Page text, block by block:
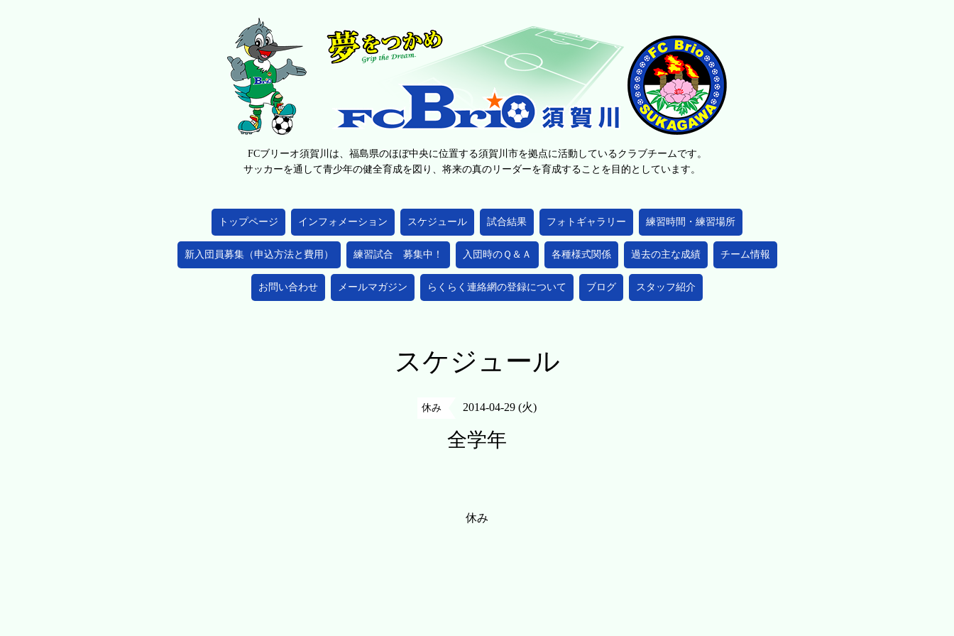
FCブリーオ須賀川は、福島県のほぼ中央に位置する須賀川市を拠点に活動しているクラブチームです。
サッカーを通して青少年の健全育成を図り、将来の真のリーダーを育成することを目的としています。
トップページ インフォメーション スケジュール 試合結果 フォトギャラリー 練習時間・練習場所
新入団員募集（申込方法と費用） 練習試合 募集中！ 入団時のＱ＆Ａ 各種様式関係 過去の主な成績 チーム情報
お問い合わせ メールマガジン らくらく連絡網の登録について ブログ スタッフ紹介
スケジュール
休み 2014-04-29 (火)
全学年
休み